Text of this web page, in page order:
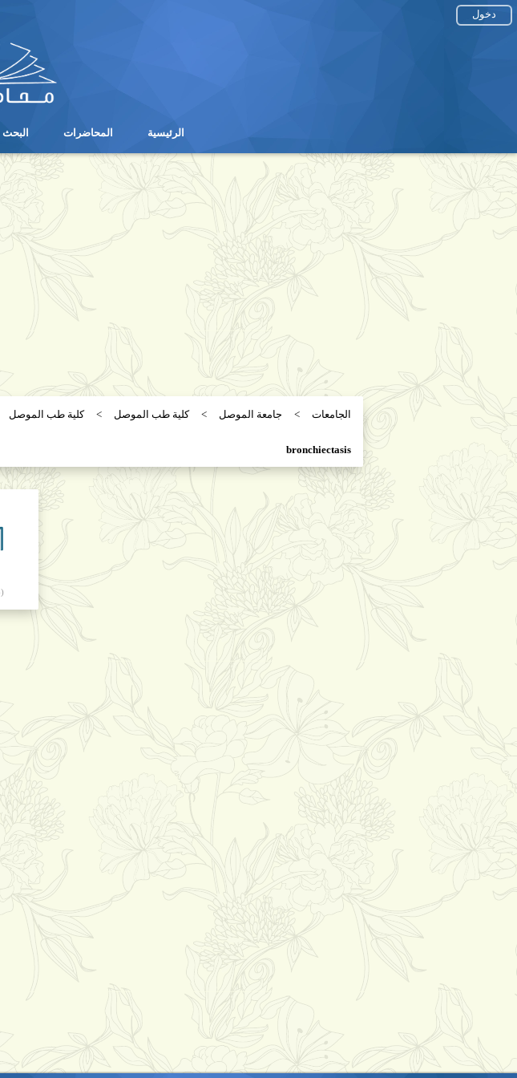
دخول
الرئيسية المحاضرات البحث
الجامعات جامعة الموصل كلية طب الموصل كلية طب الموصل
bronchiectasis
(2014-12-15)